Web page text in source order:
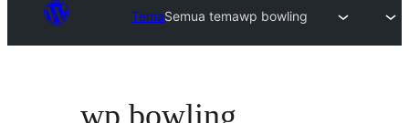
TemaSemua temawp bowling